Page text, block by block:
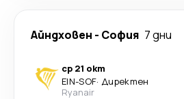
Айндховен - София 7 дни
ср 21 окт
EIN-SOF· Директен
Ryanair